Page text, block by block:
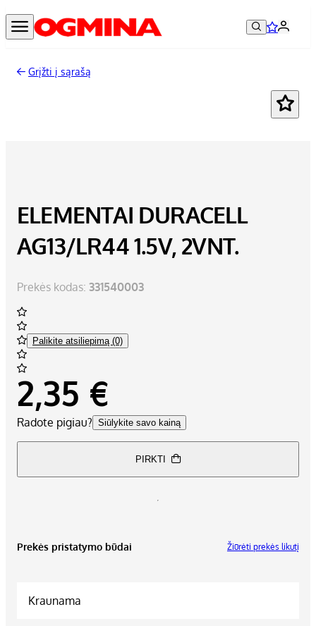
Grįžti į sąrašą
ELEMENTAI DURACELL
AG13/LR44 1.5V, 2VNT.
Prekės kodas: 331540003
Palikite atsiliepimą (0)
2,35 €
Radote pigiau? Siūlykite savo kainą
PIRKTI
Prekės pristatymo būdai Žiūrėti prekės likutį
Kraunama